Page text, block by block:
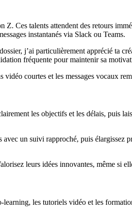
Ces talents attendent des retours
instantanés via Slack ou Teams.
j’ai particulièrement apprécié ta
fréquente pour maintenir sa
courtes et les messages vocaux
les objectifs et les délais, puis
un suivi rapproché, puis élargissez
leurs idées innovantes, même si
les tutoriels vidéo et les